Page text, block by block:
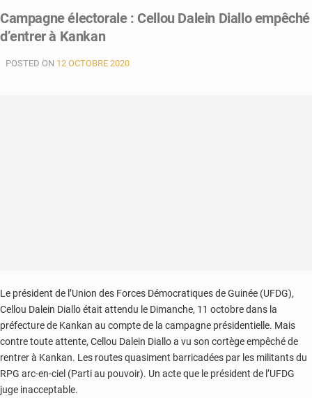
Campagne électorale : Cellou Dalein Diallo empêché
d’entrer à Kankan
POSTED ON 12 OCTOBRE 2020
Le président de l’Union des Forces Démocratiques de Guinée (UFDG),
Cellou Dalein Diallo était attendu le Dimanche, 11 octobre dans la
préfecture de Kankan au compte de la campagne présidentielle. Mais
contre toute attente, Cellou Dalein Diallo a vu son cortège empêché de
rentrer à Kankan. Les routes quasiment barricadées par les militants du
RPG arc-en-ciel (Parti au pouvoir). Un acte que le président de l’UFDG
juge inacceptable.